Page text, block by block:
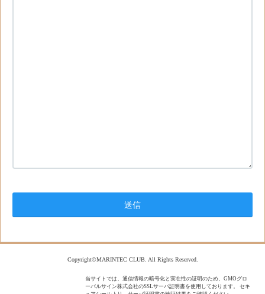
Copyright©MARINTEC CLUB. All Rights Reserved.
当サイトでは、通信情報の暗号化と実在性の証明のため、GMOグロ
ーバルサイン株式会社のSSLサーバ証明書を使用しております。 セキ